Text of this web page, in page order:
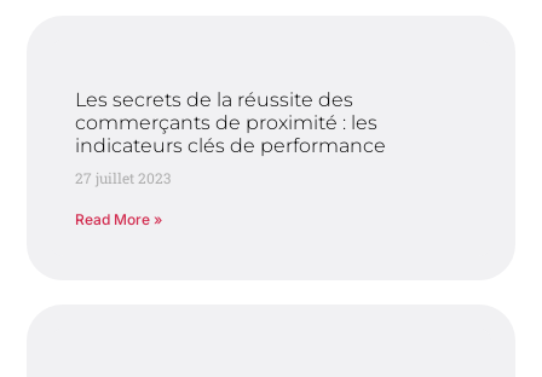
Les secrets de la réussite des
commerçants de proximité : les
indicateurs clés de performance
27 juillet 2023
Read More »